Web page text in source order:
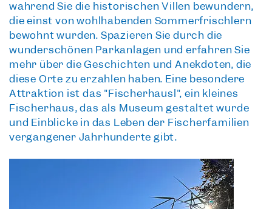
während Sie die historischen Villen bewundern,
die einst von wohlhabenden Sommerfrischlern
bewohnt wurden. Spazieren Sie durch die
wunderschönen Parkanlagen und erfahren Sie
mehr über die Geschichten und Anekdoten, die
diese Orte zu erzählen haben. Eine besondere
Attraktion ist das "Fischerhäusl", ein kleines
Fischerhaus, das als Museum gestaltet wurde
und Einblicke in das Leben der Fischerfamilien
vergangener Jahrhunderte gibt.